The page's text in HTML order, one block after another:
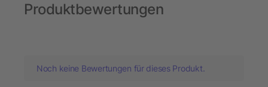
Produktbewertungen
Noch keine Bewertungen für dieses Produkt.